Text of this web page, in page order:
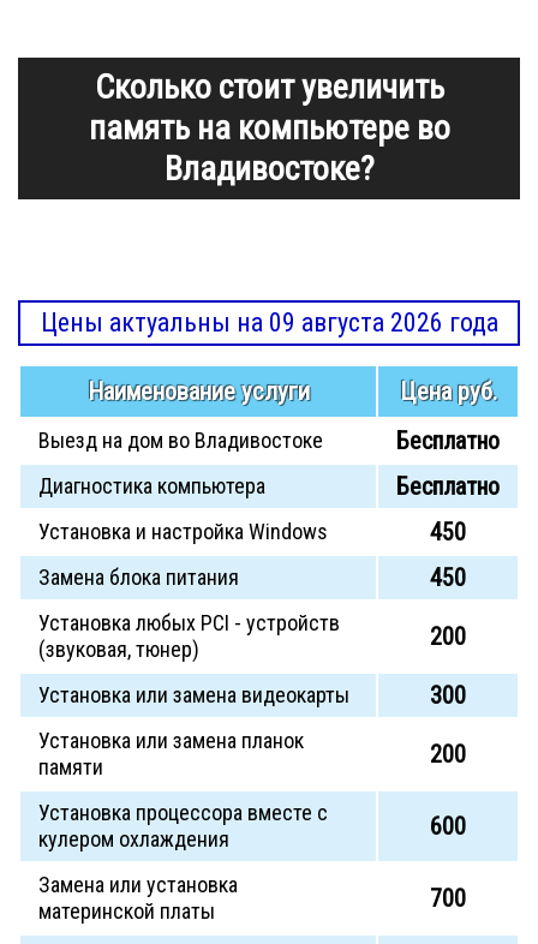
Сколько стоит увеличить
память на компьютере во
Владивостоке?
Цены актуальны на 09 августа 2026 года
Наименование услуги Цена руб.
Выезд на дом во Владивостоке Бесплатно
Диагностика компьютера Бесплатно
Установка и настройка Windows 450
Замена блока питания 450
Установка любых PCI - устройств
(звуковая, тюнер)
200
Установка или замена видеокарты 300
Установка или замена планок
памяти
200
Установка процессора вместе с
кулером охлаждения
600
Замена или установка
материнской платы
700